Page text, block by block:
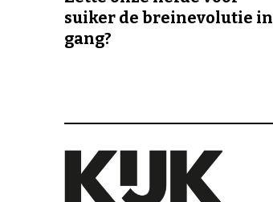
suiker de breinevolutie in
gang?